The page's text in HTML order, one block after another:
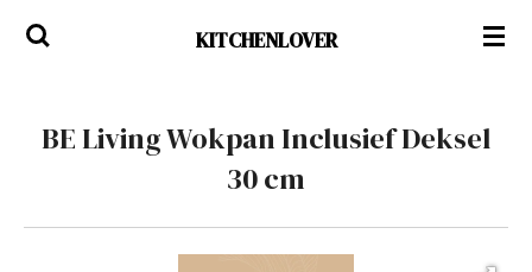
Ga
hoofdinhoud
KITCHENLOVER
BE Living Wokpan Inclusief Deksel
30 cm